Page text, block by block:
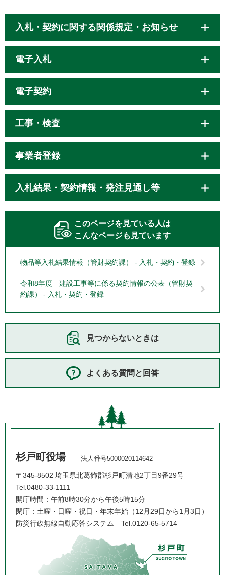
入札・契約に関する関係規定・お知らせ
電子入札
電子契約
工事・検査
事業者登録
入札結果・契約情報・発注見通し等
このページを見ている人は
こんなページも見ています
物品等入札結果情報（管財契約課） - 入札・契約・登録
令和8年度 建設工事等に係る契約情報の公表（管財契
約課） - 入札・契約・登録
見つからないときは
よくある質問と回答
杉戸町役場 法人番号5000020114642
〒345-8502 埼玉県北葛飾郡杉戸町清地2丁目9番29号
Tel.0480-33-1111
開庁時間：午前8時30分から午後5時15分
閉庁：土曜・日曜・祝日・年末年始（12月29日から1月3日）
防災行政無線自動応答システム Tel.0120-65-5714